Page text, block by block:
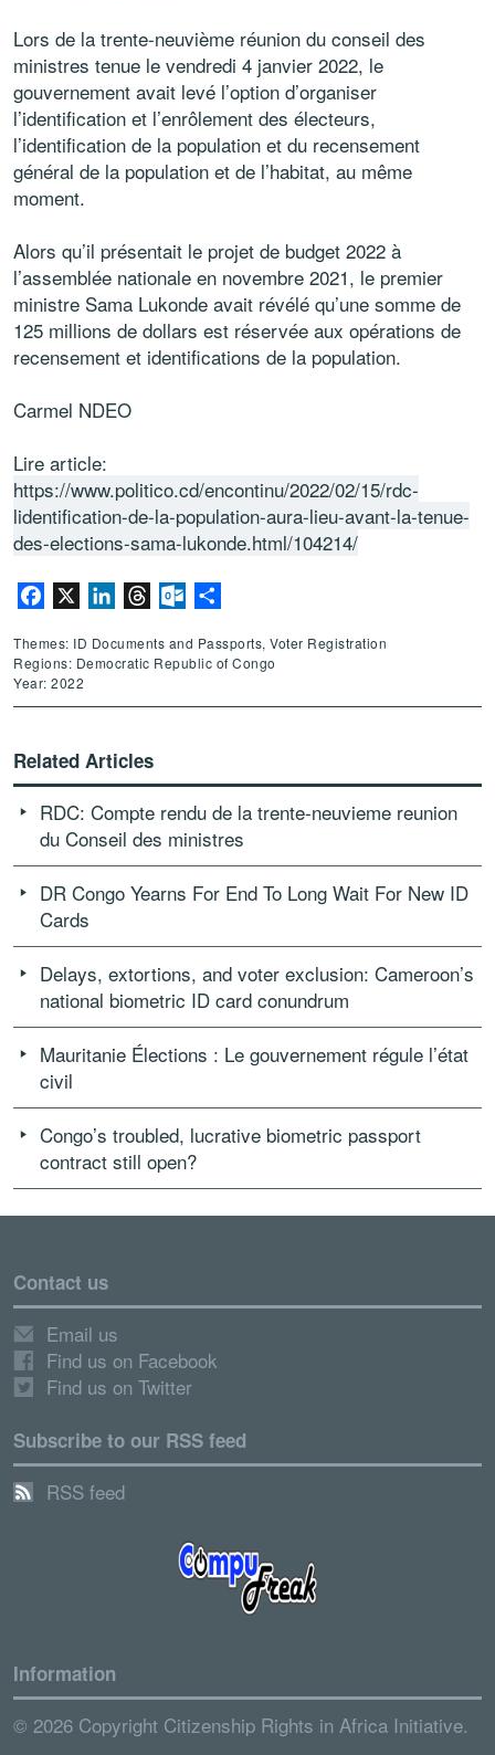
Lors de la trente-neuvième réunion du conseil des
ministres tenue le vendredi 4 janvier 2022, le
gouvernement avait levé l’option d’organiser
l’identification et l’enrôlement des électeurs,
l’identification de la population et du recensement
général de la population et de l’habitat, au même
moment.
Alors qu’il présentait le projet de budget 2022 à
l’assemblée nationale en novembre 2021, le premier
ministre Sama Lukonde avait révélé qu’une somme de
125 millions de dollars est réservée aux opérations de
recensement et identifications de la population.
Carmel NDEO
Lire article:
https://www.politico.cd/encontinu/2022/02/15/rdc-
lidentification-de-la-population-aura-lieu-avant-la-tenue-
des-elections-sama-lukonde.html/104214/
Facebook LinkedInThreadsOutlook.com
Themes: ID Documents and Passports, Voter Registration
Regions: Democratic Republic of Congo
Year: 2022
Related Articles
RDC: Compte rendu de la trente-neuvieme reunion
du Conseil des ministres
DR Congo Yearns For End To Long Wait For New ID
Cards
Delays, extortions, and voter exclusion: Cameroon’s
national biometric ID card conundrum
Mauritanie Élections : Le gouvernement régule l’état
civil
Congo’s troubled, lucrative biometric passport
contract still open?
Contact us
Email us
Find us on Facebook
Find us on Twitter
Subscribe to our RSS feed
RSS feed
Information
© 2026 Copyright Citizenship Rights in Africa Initiative.